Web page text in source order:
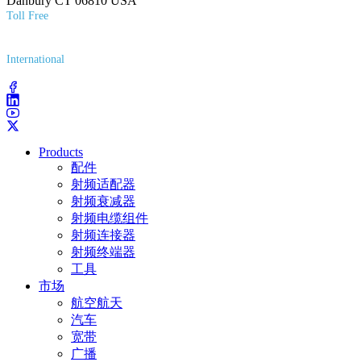
Toll Free
International
Products
配件
射频适配器
射频衰减器
射频电缆组件
射频连接器
射频终端器
工具
市场
航空航天
汽车
宽带
广播